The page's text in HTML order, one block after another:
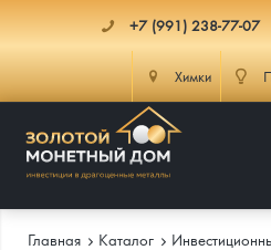
+7 (991) 238-77-07
Химки
Главная Каталог